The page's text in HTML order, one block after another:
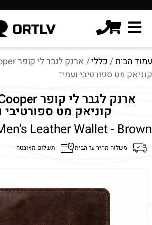
עמוד הבית/כללי
קוניאק מט ספורטיבי ועמיד
קוניאק מט ספורטיבי
Leather Wallet - Brown
משלוח מהיר עד הבית תשלום מאובטח